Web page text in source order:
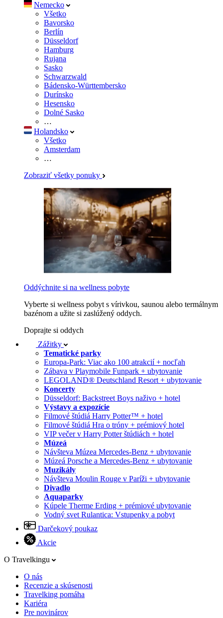
Nemecko
Všetko
Bavorsko
Berlín
Düsseldorf
Hamburg
Rujana
Sasko
Schwarzwald
Bádensko-Württembersko
Durínsko
Hesensko
Dolné Sasko
…
Holandsko
Všetko
Amsterdam
…
Zobraziť všetky ponuky
Oddýchnite si na wellness pobyte
Vyberte si wellness pobyt s vírivkou, saunou alebo termálnym
bazénom a užite si zaslúžený oddych.
Doprajte si oddych
Zážitky
Tematické parky
Europa-Park: Viac ako 100 atrakcií + nocľah
Zábava v Playmobile Funpark + ubytovanie
LEGOLAND® Deutschland Resort + ubytovanie
Koncerty
Düsseldorf: Backstreet Boys naživo + hotel
Výstavy a expozície
Filmové štúdiá Harry Potter™ + hotel
Filmové štúdiá Hra o tróny + prémiový hotel
VIP večer v Harry Potter štúdiách + hotel
Múzeá
Návšteva Múzea Mercedes-Benz + ubytovanie
Múzeá Porsche a Mercedes-Benz + ubytovanie
Muzikály
Návšteva Moulin Rouge v Paríži + ubytovanie
Divadlo
Aquaparky
Kúpele Therme Erding + prémiové ubytovanie
Vodný svet Rulantica: Vstupenky a pobyt
Darčekový poukaz
Akcie
O Travelkingu
O nás
Recenzie a skúsenosti
Travelking pomáha
Kariéra
Pre novinárov